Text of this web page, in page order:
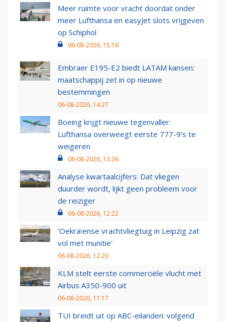
Meer ruimte voor vracht doordat onder
meer Lufthansa en easyJet slots vrijgeven
op Schiphol
06-08-2026, 15:16
Embraer E195-E2 biedt LATAM kansen:
maatschappij zet in op nieuwe
bestemmingen
06-08-2026, 14:27
Boeing krijgt nieuwe tegenvaller:
Lufthansa overweegt eerste 777-9’s te
weigeren
06-08-2026, 13:36
Analyse kwartaalcijfers: Dat vliegen
duurder wordt, lijkt geen probleem voor
de reiziger
06-08-2026, 12:22
'Oekraïense vrachtvliegtuig in Leipzig zat
vol met munitie'
06-08-2026, 12:20
KLM stelt eerste commerciële vlucht met
Airbus A350-900 uit
06-08-2026, 11:17
TUI breidt uit op ABC-eilanden: volgend